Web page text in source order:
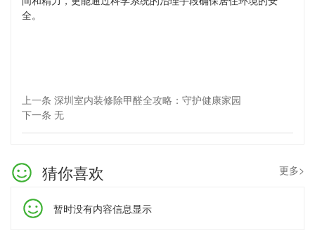
全。
上一条 深圳室内装修除甲醛全攻略：守护健康家园
下一条 无
猜你喜欢 更多>
暂时没有内容信息显示